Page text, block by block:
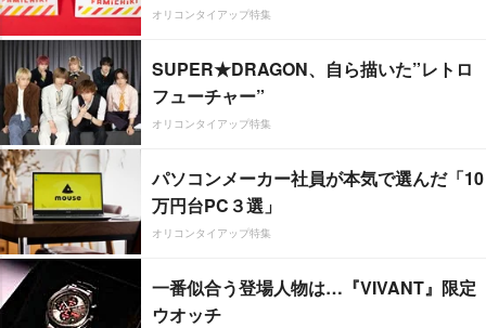
オリコンタイアップ特集
SUPER★DRAGON、自ら描いた”レトロ
フューチャー”
オリコンタイアップ特集
パソコンメーカー社員が本気で選んだ「10
万円台PC３選」
オリコンタイアップ特集
一番似合う登場人物は…『VIVANT』限定
ウオッチ